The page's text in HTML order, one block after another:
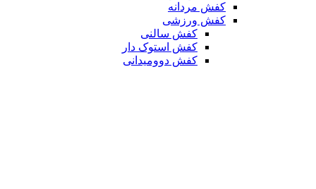
کفش مردانه
کفش ورزشی
کفش سالنی
کفش استوک دار
کفش دوومیدانی